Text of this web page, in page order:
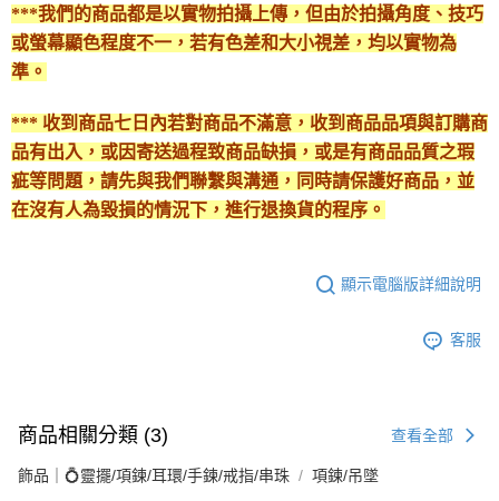
***我們的商品都是以實物拍攝上傳，但由於拍攝角度、技巧
或螢幕顯色程度不一，若有色差和大小視差，均以實物為
準。
*** 收到商品七日內若對商品不滿意，收到商品品項與訂購商
品有出入，或因寄送過程致商品缺損，或是有商品品質之瑕
疵等問題，請先與我們聯繫與溝通，同時請保護好商品，並
在沒有人為毀損的情況下，進行退換貨的程序。
顯示電腦版詳細說明
客服
商品相關分類 (3) 查看全部
飾品｜💍靈擺/項鍊/耳環/手鍊/戒指/串珠 項鍊/吊墜